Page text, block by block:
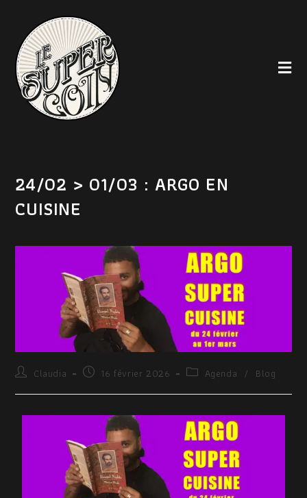
24/02 > 01/03 : ARGO EN
CUISINE
Claudia 16 février 2026 Agenda / Blog